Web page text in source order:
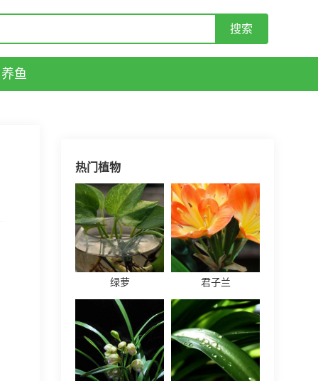
养鱼
热门植物
绿萝 君子兰